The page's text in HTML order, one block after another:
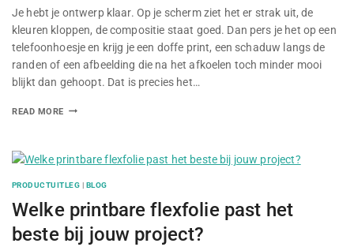
Je hebt je ontwerp klaar. Op je scherm ziet het er strak uit, de
kleuren kloppen, de compositie staat goed. Dan pers je het op een
telefoonhoesje en krijg je een doffe print, een schaduw langs de
randen of een afbeelding die na het afkoelen toch minder mooi
blijkt dan gehoopt. Dat is precies het…
READ MORE
PRODUCTUITLEG | BLOG
Welke printbare flexfolie past het
beste bij jouw project?